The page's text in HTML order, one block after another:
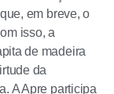
em breve, o
isso, a
de madeira
da
A Apre participa